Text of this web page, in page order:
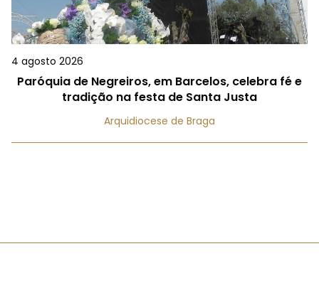
4 agosto 2026
Paróquia de Negreiros, em Barcelos, celebra fé e
tradição na festa de Santa Justa
Arquidiocese de Braga